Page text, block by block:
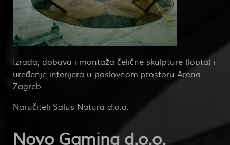
Izrada, dobava i montaža čelične skulpture (lopta) i
uređenje interijera u poslovnom prostoru Arena
Zagreb.
Naručitelj Salus Natura d.o.o.
Novo Gaming d.o.o.